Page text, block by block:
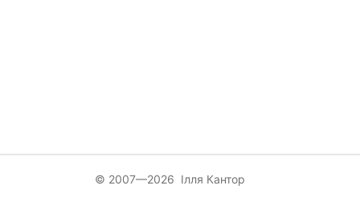
© 2007—2026 Ілля Кантор